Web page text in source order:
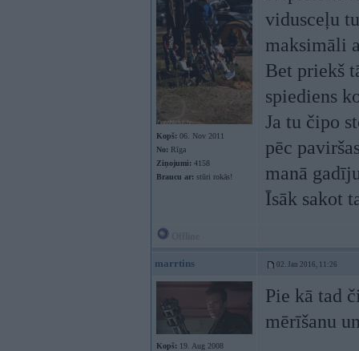
Kopš: 06. Nov 2011
No: Rīga
Ziņojumi: 4158
Braucu ar: stūri rokās!
vidusceļu
maksimāli
Bet priekš
spiediens
Ja tu čipo
pēc
manā
Īsāk sakot
marrtins 02. Jan 2016, 11:26
Kopš: 19. Aug 2008
Pie kā tad
mērīšanu